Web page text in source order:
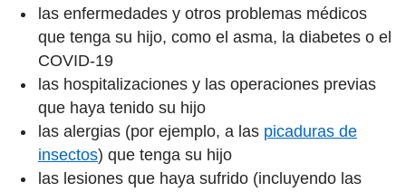
las enfermedades y otros problemas médicos
que tenga su hijo, como el asma, la diabetes o el
COVID-19
las hospitalizaciones y las operaciones previas
que haya tenido su hijo
las alergias (por ejemplo, a las picaduras de
insectos) que tenga su hijo
las lesiones que haya sufrido (incluyendo las